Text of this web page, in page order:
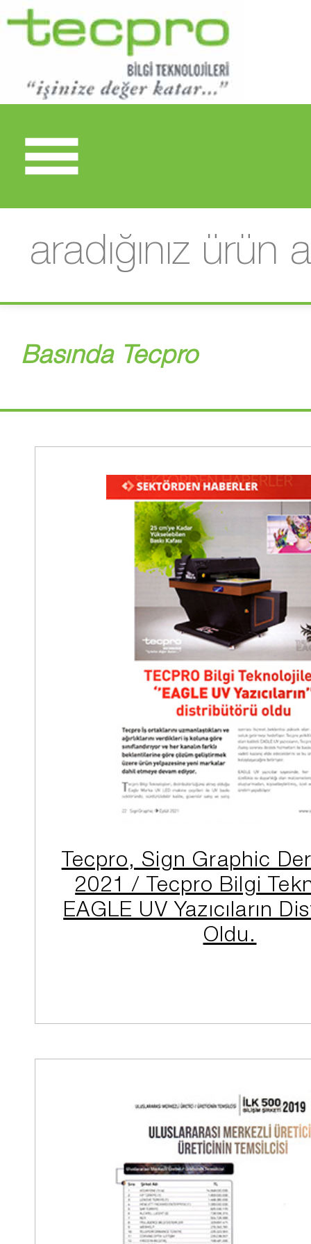
Basında Tecpro
Tecpro, Sign Graphic
2021 / Tecpro Bilgi
EAGLE UV Yazıcıların
Oldu.